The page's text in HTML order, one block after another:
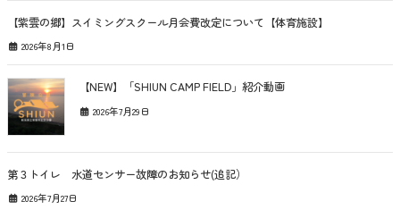
【紫雲の郷】スイミングスクール月会費改定について【体育施設】
2026年8月1日
【NEW】「SHIUN CAMP FIELD」紹介動画
2026年7月29日
第３トイレ 水道センサー故障のお知らせ(追記）
2026年7月27日